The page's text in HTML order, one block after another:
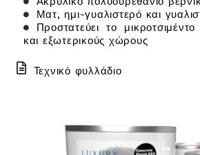
Ματ, ημι-γυαλιστερό και
Προστατεύει το
και εξωτερικούς χώρους
Τεχνικό φυλλάδιο